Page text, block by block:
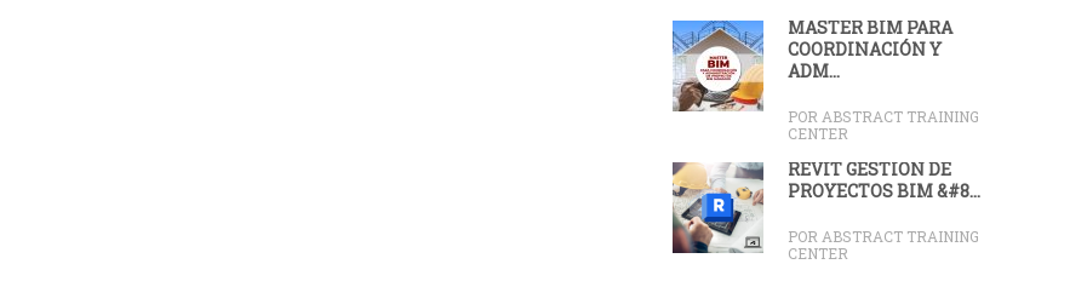
MASTER BIM PARA
COORDINACIÓN Y
ADM...
POR ABSTRACT TRAINING
CENTER
REVIT GESTIÓN DE
PROYECTOS BIM &#8...
POR ABSTRACT TRAINING
CENTER